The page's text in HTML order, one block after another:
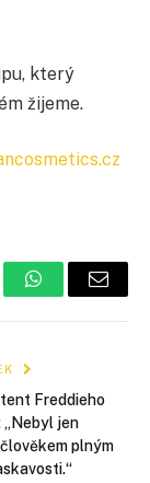
který
žijeme.
WhatsApp
E-
Freddieho
„Nebyl jen
plným